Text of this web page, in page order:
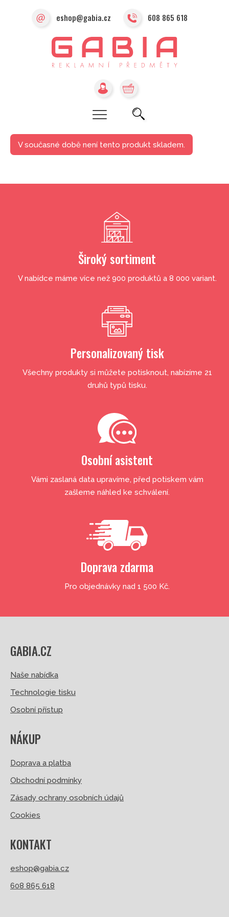
eshop@gabia.cz 608 865 618
V současné době není tento produkt skladem.
Široký sortiment
V nabídce máme více než 900 produktů a 8 000 variant.
Personalizovaný tisk
Všechny produkty si můžete potisknout, nabízíme 21
druhů typů tisku.
Osobní asistent
Vámi zaslaná data upravíme, před potiskem vám
zašleme náhled ke schválení.
Doprava zdarma
Pro objednávky nad 1 500 Kč.
GABIA.CZ
Naše nabídka
Technologie tisku
Osobní přístup
NÁKUP
Doprava a platba
Obchodní podmínky
Zásady ochrany osobních údajů
Cookies
KONTAKT
eshop@gabia.cz
608 865 618